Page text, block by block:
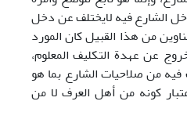
الشارع فيه لايختلف عن دخل
من هذا القبيل كان المورد
عن عهدة التكليف المعلوم،
من صلاحيات الشارع بما هو
كونه من أهل العرف لا من